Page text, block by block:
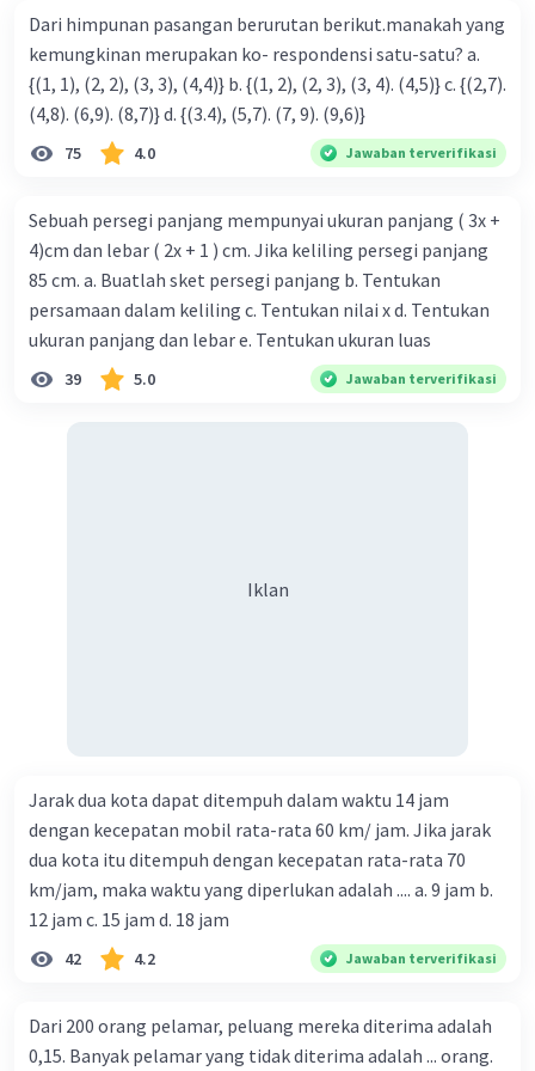
Dari himpunan pasangan berurutan berikut.manakah yang
kemungkinan merupakan ko- respondensi satu-satu? a.
{(1, 1), (2, 2), (3, 3), (4,4)} b. {(1, 2), (2, 3), (3, 4). (4,5)} c. {(2,7).
(4,8). (6,9). (8,7)} d. {(3.4), (5,7). (7, 9). (9,6)}
75 4.0 Jawaban terverifikasi
Sebuah persegi panjang mempunyai ukuran panjang ( 3x +
4)cm dan lebar ( 2x + 1 ) cm. Jika keliling persegi panjang
85 cm. a. Buatlah sket persegi panjang b. Tentukan
persamaan dalam keliling c. Tentukan nilai x d. Tentukan
ukuran panjang dan lebar e. Tentukan ukuran luas
39 5.0 Jawaban terverifikasi
Iklan
Jarak dua kota dapat ditempuh dalam waktu 14 jam
dengan kecepatan mobil rata-rata 60 km/ jam. Jika jarak
dua kota itu ditempuh dengan kecepatan rata-rata 70
km/jam, maka waktu yang diperlukan adalah .... a. 9 jam b.
12 jam c. 15 jam d. 18 jam
42 4.2 Jawaban terverifikasi
Dari 200 orang pelamar, peluang mereka diterima adalah
0,15. Banyak pelamar yang tidak diterima adalah ... orang.